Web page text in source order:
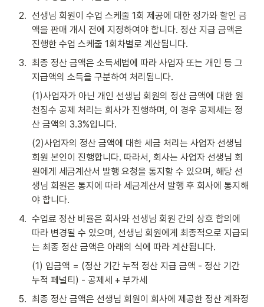
2. 선생님 회원이 수업 스케줄 1회 제공에 대한 정가와 할인 금
액을 판매 개시 전에 지정하여야 합니다. 정산 지급 금액은
진행한 수업 스케줄 1회차별로 계산됩니다.
3. 최종 정산 금액은 소득세법에 따라 사업자 또는 개인 등 그
지급액의 소득을 구분하여 처리됩니다.
(1)사업자가 아닌 개인 선생님 회원의 정산 금액에 대한 원
천징수 공제 처리는 회사가 진행하며, 이 경우 공제세는 정
산 금액의 3.3%입니다.
(2)사업자의 정산 금액에 대한 세금 처리는 사업자 선생님
회원 본인이 진행합니다. 따라서, 회사는 사업자 선생님 회
원에게 세금계산서 발행 요청을 통지할 수 있으며, 해당 선
생님 회원은 통지에 따라 세금계산서 발행 후 회사에 통지해
야 합니다.
4. 수업료 정산 비율은 회사와 선생님 회원 간의 상호 합의에
따라 변경될 수 있으며, 선생님 회원에게 최종적으로 지급되
는 최종 정산 금액은 아래의 식에 따라 계산됩니다.
(1) 입금액 = (정산 기간 누적 정산 지급 금액 - 정산 기간
누적 페널티) - 공제세 + 부가세
5. 최종 정산 금액은 선생님 회원이 회사에 제공한 정산 계좌정